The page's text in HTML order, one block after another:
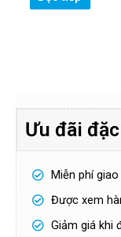
Ưu đãi
Miễn phí
Được xem
Giảm giá khi